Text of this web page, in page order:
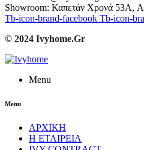
Showroom: Καπετάν Χρονά 53A,
Tb-icon-brand-facebook Tb-icon-
© 2024 Ivyhome.Gr
Menu
Menu
ΑΡΧΙΚΗ
Η ΕΤΑΙΡΕΙΑ